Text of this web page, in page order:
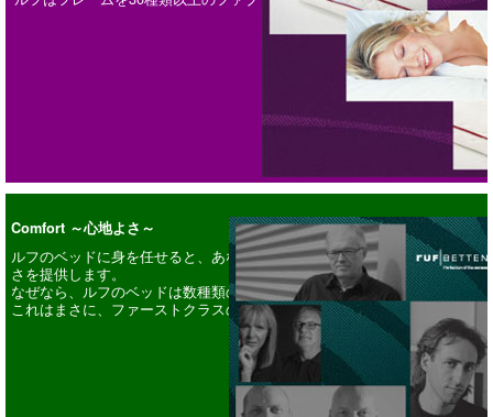
Comfort ～心地よさ～
ルフのベッドに身を任せると、あなたの心身に「安らぎを与えるオアシ
さを提供します。
なぜなら、ルフのベッドは数種類のマットレスラインナップによって、
これはまさに、ファーストクラスの快適さです。